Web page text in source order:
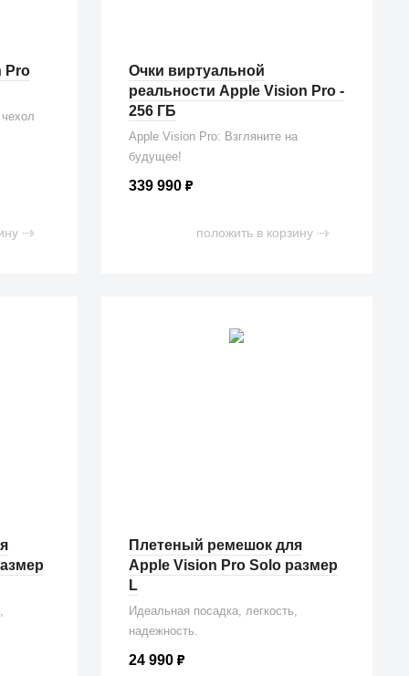
Pro
Очки виртуальной
реальности Apple Vision Pro -
256 ГБ
Apple Vision Pro: Взгляните на
будущее!
339 990₽
положить в корзину
Плетеный ремешок для
Apple Vision Pro Solo размер
L
Идеальная посадка, легкость,
надежность.
24 990₽